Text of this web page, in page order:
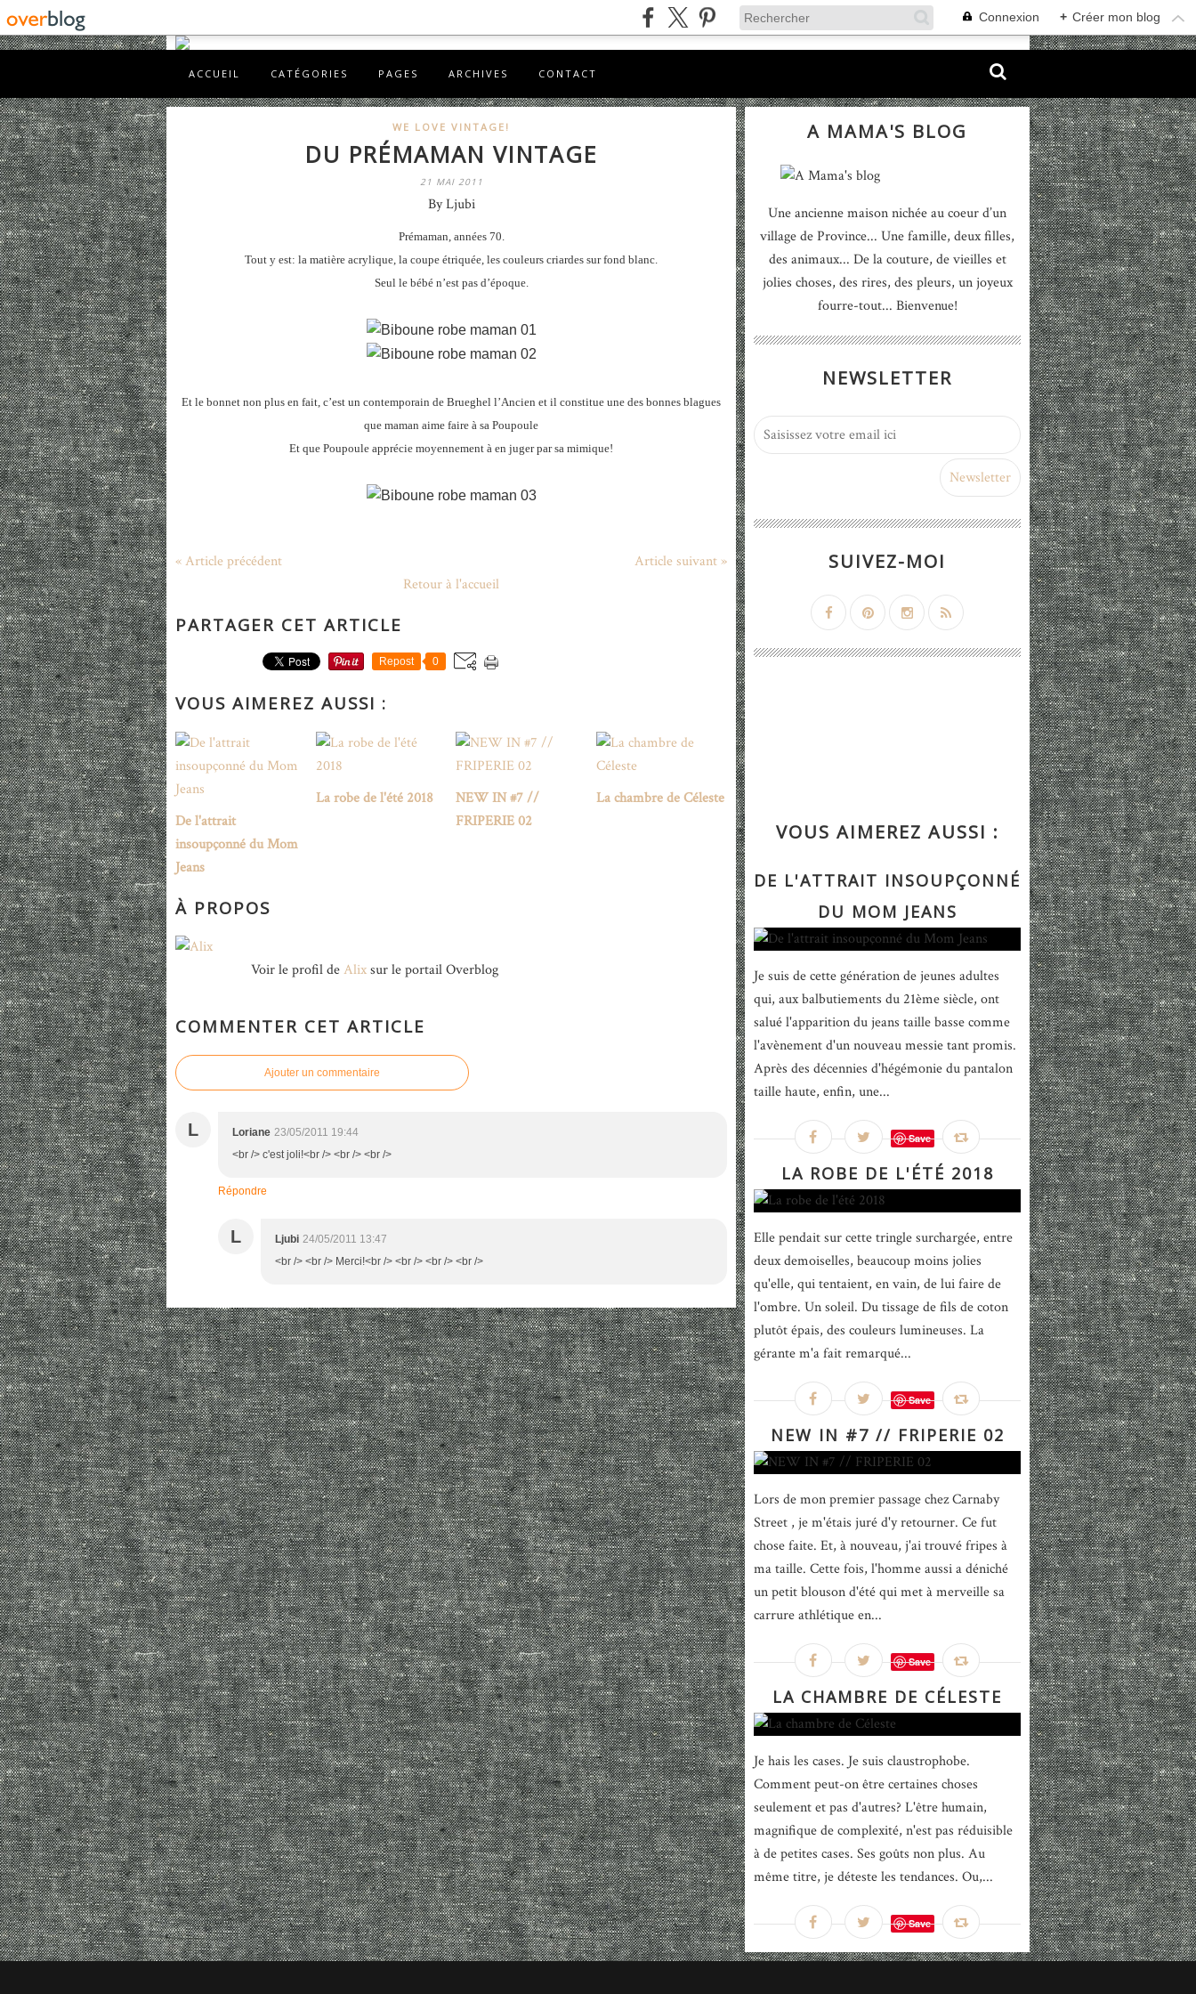
Connexion + Créer mon blog
ACCUEIL CATÉGORIES PAGES ARCHIVES CONTACT
WE LOVE VINTAGE!
DU PRÉMAMAN VINTAGE
21 MAI 2011
By Ljubi
Prémaman, années 70.
Tout y est: la matière acrylique, la coupe étriquée, les couleurs criardes sur fond blanc.
Seul le bébé n’est pas d’époque.
Et le bonnet non plus en fait, c’est un contemporain de Brueghel l’Ancien et il constitue une des bonnes blagues
que maman aime faire à sa Poupoule
Et que Poupoule apprécie moyennement à en juger par sa mimique!
« Article précédent
Article suivant »
Retour à l'accueil
PARTAGER CET ARTICLE
Repost 0
VOUS AIMEREZ AUSSI :
De l'attrait
insoupçonné du Mom
Jeans
La robe de l'été 2018
NEW IN #7 //
FRIPERIE 02
La chambre de Céleste
À PROPOS
Voir le profil deAlixsur le portail Overblog
COMMENTER CET ARTICLE
Ajouter un commentaire
L Loriane 23/05/2011 19:44
<br /> c'est joli!<br /> <br /> <br />
Répondre
L Ljubi 24/05/2011 13:47
<br /> <br /> Merci!<br /> <br /> <br /> <br />
A MAMA'S BLOG
Une ancienne maison nichée au coeur d’un
village de Province... Une famille, deux filles,
des animaux... De la couture, de vieilles et
jolies choses, des rires, des pleurs, un joyeux
fourre-tout... Bienvenue!
NEWSLETTER
SUIVEZ-MOI
VOUS AIMEREZ AUSSI :
DE L'ATTRAIT INSOUPÇONNÉ
DU MOM JEANS
Je suis de cette génération de jeunes adultes
qui, aux balbutiements du 21ème siècle, ont
salué l'apparition du jeans taille basse comme
l'avènement d'un nouveau messie tant promis.
Après des décennies d'hégémonie du pantalon
taille haute, enfin, une...
Save
LA ROBE DE L'ÉTÉ 2018
Elle pendait sur cette tringle surchargée, entre
deux demoiselles, beaucoup moins jolies
qu'elle, qui tentaient, en vain, de lui faire de
l'ombre. Un soleil. Du tissage de fils de coton
plutôt épais, des couleurs lumineuses. La
gérante m'a fait remarqué...
Save
NEW IN #7 // FRIPERIE 02
Lors de mon premier passage chez Carnaby
Street , je m'étais juré d'y retourner. Ce fut
chose faite. Et, à nouveau, j'ai trouvé fripes à
ma taille. Cette fois, l'homme aussi a déniché
un petit blouson d'été qui met à merveille sa
carrure athlétique en...
Save
LA CHAMBRE DE CÉLESTE
Je hais les cases. Je suis claustrophobe.
Comment peut-on être certaines choses
seulement et pas d'autres? L'être humain,
magnifique de complexité, n'est pas réduisible
à de petites cases. Ses goûts non plus. Au
même titre, je déteste les tendances. Ou,...
Save